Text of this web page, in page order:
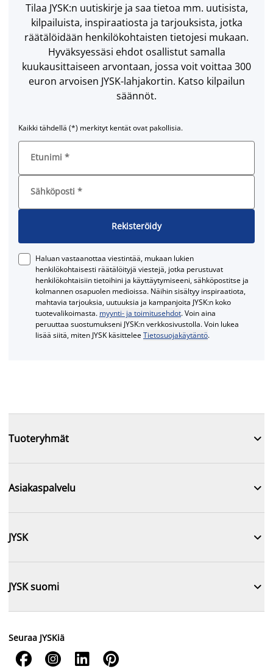
Tilaa JYSK:n uutiskirje ja saa tietoa mm. uutisista,
kilpailuista, inspiraatiosta ja tarjouksista, jotka
räätälöidään henkilökohtaisten tietojesi mukaan.
Hyväksyessäsi ehdot osallistut samalla
kuukausittaiseen arvontaan, jossa voit voittaa 300
euron arvoisen JYSK-lahjakortin. Katso kilpailun
säännöt.
Kaikki tähdellä (*) merkityt kentät ovat pakollisia.
Etunimi *
Sähköposti *
Rekisteröidy
Haluan vastaanottaa viestintää, mukaan lukien
henkilökohtaisesti räätälöityjä viestejä, jotka perustuvat
henkilökohtaisiin tietoihini ja käyttäytymiseeni, sähköpostitse ja
kolmannen osapuolen medioissa. Näihin sisältyy inspiraatiota,
mahtavia tarjouksia, uutuuksia ja kampanjoita JYSK:n koko
tuotevalikoimasta. myynti- ja toimitusehdot. Voin aina
peruuttaa suostumukseni JYSK:n verkkosivustolla. Voin lukea
lisää siitä, miten JYSK käsitteleeTietosuojakäytäntö.
Tuoteryhmät 
Asiakaspalvelu 
JYSK 
JYSK suomi 
Seuraa JYSKiä
   